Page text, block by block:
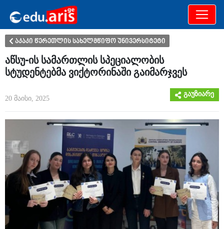
განათლება
აკაკი წერეთლის სახელმწიფო უნივერსიტეტი
აწსუ-ის სამართლის სპეციალობის
სტუდენტებმა ვიქტორინაში გაიმარჯვეს
20 მაისი, 2025
გაუზიარე